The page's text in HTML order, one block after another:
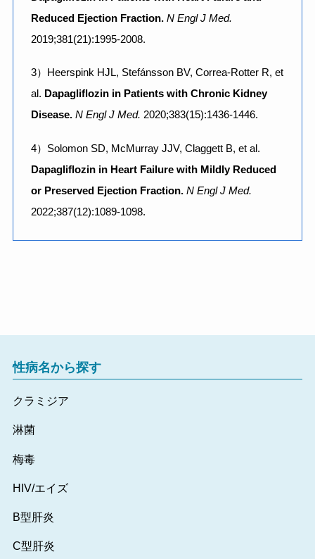
Reduced Ejection Fraction. N Engl J Med.
2019;381(21):1995-2008.
3）Heerspink HJL, Stefánsson BV, Correa-Rotter R, et
al. Dapagliflozin in Patients with Chronic Kidney
Disease. N Engl J Med. 2020;383(15):1436-1446.
4）Solomon SD, McMurray JJV, Claggett B, et al.
Dapagliflozin in Heart Failure with Mildly Reduced
or Preserved Ejection Fraction. N Engl J Med.
2022;387(12):1089-1098.
性病名から探す
クラミジア
淋菌
梅毒
HIV/エイズ
B型肝炎
C型肝炎